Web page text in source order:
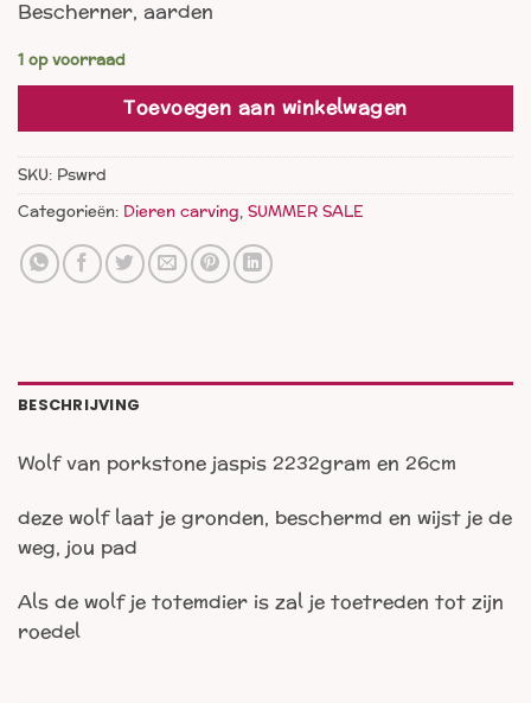
was:
Bescherner, aarden
1 op voorraad
Toevoegen aan winkelwagen
SKU: Pswrd
Categorieën: Dieren carving,SUMMER SALE
BESCHRIJVING
Wolf van porkstone jaspis 2232gram en 26cm
deze wolf laat je gronden, beschermd en wijst je de
weg, jou pad
Als de wolf je totemdier is zal je toetreden tot zijn
roedel